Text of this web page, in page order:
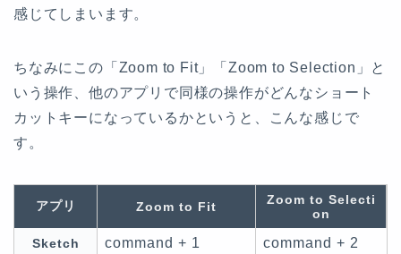
感じてしまいます。
ちなみにこの「Zoom to Fit」「Zoom to Selection」と
いう操作、他のアプリで同様の操作がどんなショート
カットキーになっているかというと、こんな感じで
す。
アプリ Zoom to Fit
Zoom to Selecti
on
Sketch command + 1 command + 2